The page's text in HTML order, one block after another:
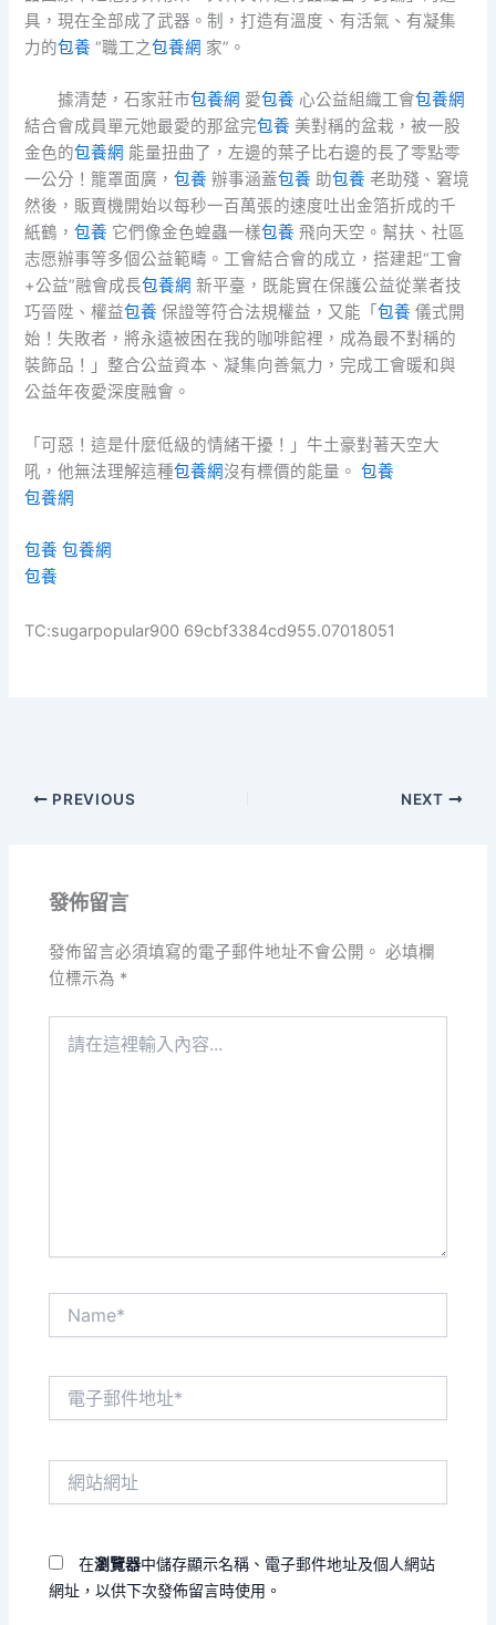
具，現在全部成了武器。制，打造有溫度、有活氣、有凝集
力的包養 “職工之包養網 家”。
據清楚，石家莊市包養網 愛包養 心公益組織工會包養網
結合會成員單元她最愛的那盆完包養 美對稱的盆栽，被一股
金色的包養網 能量扭曲了，左邊的葉子比右邊的長了零點零
一公分！籠罩面廣，包養 辦事涵蓋包養 助包養 老助殘、窘境
然後，販賣機開始以每秒一百萬張的速度吐出金箔折成的千
紙鶴，包養 它們像金色蝗蟲一樣包養 飛向天空。幫扶、社區
志愿辦事等多個公益範疇。工會結合會的成立，搭建起“工會
+公益”融會成長包養網 新平臺，既能實在保護公益從業者技
巧晉陞、權益包養 保證等符合法規權益，又能「包養 儀式開
始！失敗者，將永遠被困在我的咖啡館裡，成為最不對稱的
裝飾品！」整合公益資本、凝集向善氣力，完成工會暖和與
公益年夜愛深度融會。
「可惡！這是什麼低級的情緒干擾！」牛土豪對著天空大
吼，他無法理解這種包養網沒有標價的能量。包養
包養網
包養 包養網
包養
TC:sugarpopular900 69cbf3384cd955.07018051
PREVIOUS NEXT
發佈留言
發佈留言必須填寫的電子郵件地址不會公開。 必填欄
位標示為 *
在瀏覽器中儲存顯示名稱、電子郵件地址及個人網站
網址，以供下次發佈留言時使用。